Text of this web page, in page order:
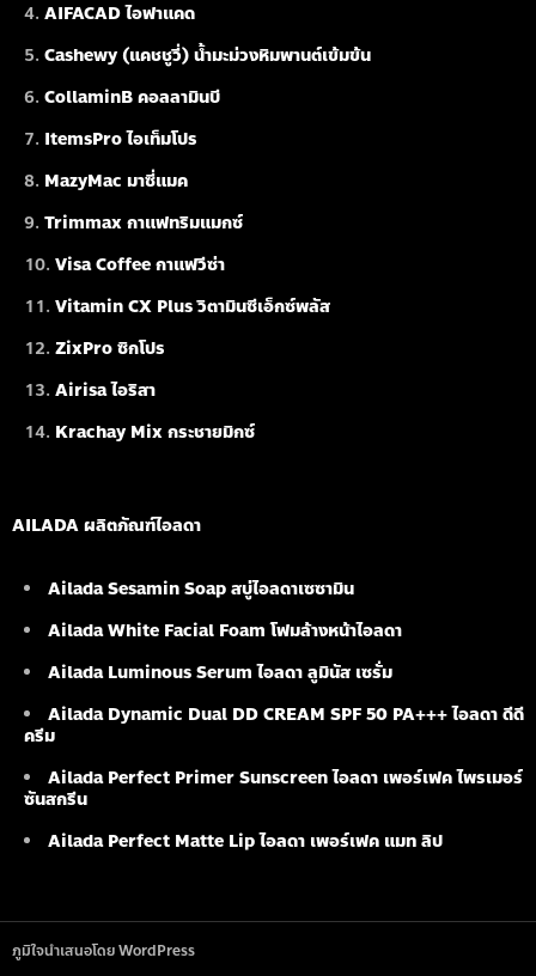
AIFACAD ไอฟาแคด
Cashewy (แคชชูวี่) น้ำมะม่วงหิมพานต์เข้มข้น
CollaminB คอลลามินบี
ItemsPro ไอเท็มโปร
MazyMac มาซี่แมค
Trimmax กาแฟทริมแมกซ์
Visa Coffee กาแฟวีซ่า
Vitamin CX Plus วิตามินซีเอ็กซ์พลัส
ZixPro ซิกโปร
Airisa ไอริสา
Krachay Mix กระชายมิกซ์
AILADA ผลิตภัณฑ์ไอลดา
Ailada Sesamin Soapสบู่ไอลดาเซซามิน
Ailada White Facial Foamโฟมล้างหน้าไอลดา
Ailada Luminous Serumไอลดา ลูมินัส เซรั่ม
Ailada Dynamic Dual DD CREAM SPF 50 PA+++ ไอลดา ดีดี
ครีม
Ailada Perfect Primer Sunscreen ไอลดา เพอร์เฟค ไพรเมอร์
ซันสกรีน
Ailada Perfect Matte Lip ไอลดา เพอร์เฟค แมท ลิป
ภูมิใจนำเสนอโดย WordPress